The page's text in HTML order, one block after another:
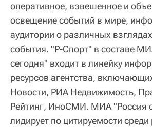
оперативное, взвешенное и
освещение событий в мире,
аудитории о различных
события. "Р-Спорт" в составе
сегодня" входит в линейку
ресурсов агентства,
Новости, РИА Недвижимость,
Рейтинг, ИноСМИ. МИА "Россия
лидирует по цитируемости среди